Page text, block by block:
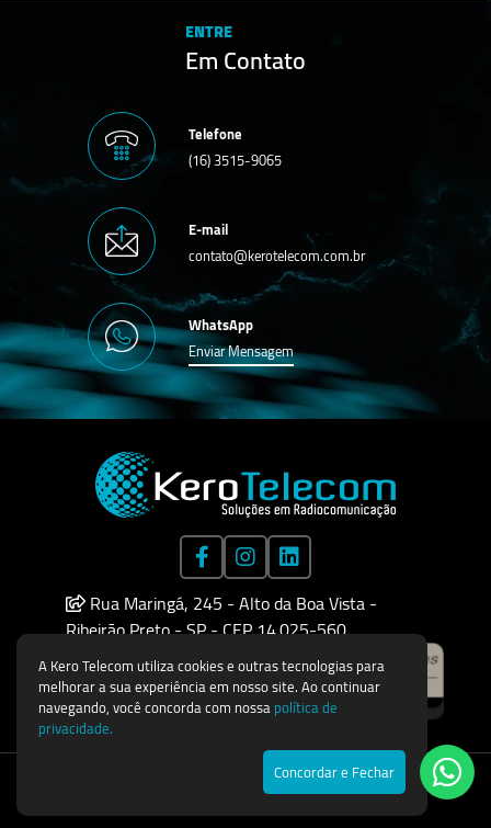
ENTRE
Em Contato
Telefone
(16) 3515-9065
E-mail
contato@kerotelecom.com.br
WhatsApp
Enviar Mensagem
Rua Maringá, 245 - Alto da Boa Vista -
Ribeirão Preto - SP - CEP 14.025-560
Todos os direitos reservados © 2026
Agência de Marketing Digital
A Kero Telecom utiliza cookies e outras tecnologias para
melhorar a sua experiência em nosso site. Ao continuar
navegando, você concorda com nossapolítica de
privacidade.
Concordar e Fechar